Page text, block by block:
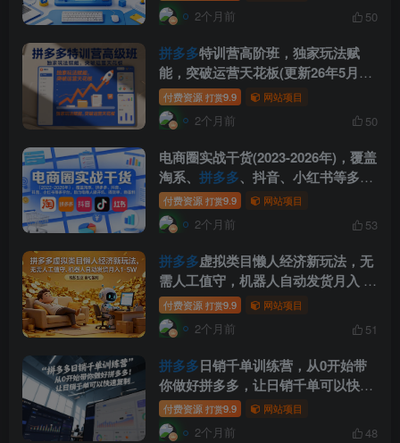
2个月前 50
拼多多特训营高阶班，独家玩法赋
能，突破运营天花板(更新26年5月29
日)
付费资源 打赏9.9 网站项目
2个月前 50
电商圈实战干货(2023-2026年)，覆盖
淘系、 拼多多、抖音、小红书等多平
台，助力电商人避开坑、提效率、稳
盈利(更新5月29日)
付费资源 打赏9.9 网站项目
2个月前 53
拼多多虚拟类目懒人经济新玩法，无
需人工值守，机器人自动发货月入 1-
5W
付费资源 打赏9.9 网站项目
2个月前 51
拼多多日销千单训练营，从0开始带
你做好拼多多，让日销千单可以快速
复制(更新26年5月)
付费资源 打赏9.9 网站项目
2个月前 48